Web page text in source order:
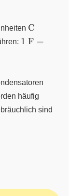
\pu{C}
C
\pu{1 F}=
1 F =
häufig
sind